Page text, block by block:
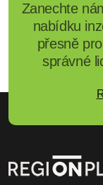
Zanechte
nabídku
přesně
správné